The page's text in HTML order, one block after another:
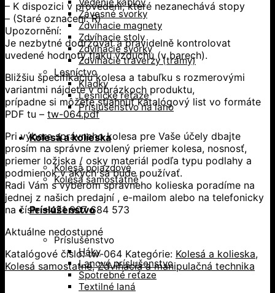
Závesné svorky
Zdvíhacie magnety
Zdvíhacie stoly
Zdvíhacie svorky
Zdvíhacie traverzy (trámy)
Lesníctvo
Kladky
Lesnícke reťaze
Príslušenstvo na lano
Kolesá a kolieska
Kolesá pojazdové
Kolesá samostatné
Príslušenstvo
Príslušenstvo
Háky
Lanové príslušenstvo
Spotrebné reťaze
Textilné laná
– K dispozici v provedení, které nezanechává stopy
– (Staré označení: R)
Upozornění:
Je nezbytné dodržovat a pravidelně kontrolovat
uvedené hodnoty tlaku vzduchu (v barech).
Bližšiu špecifikáciu kolesa a tabuľku s rozmerovými
variantmi nájdete v obrázkoch produktu,
prípadne si môžete stiahnuť katalógový list vo formáte
PDF tu – tw-064.pdf
Pri výbere správneho kolesa pre Vaše účely dbajte
prosím na správne zvolený priemer kolesa, nosnosť,
priemer ložiska / osky materiál podľa typu podlahy a
podmienok v akých sa bude používať.
Radi Vám s výberom správneho kolieska poradíme na
jednej z našich predajní , e-mailom alebo na telefonicky
na čísle +421 907 684 573
Aktuálne nedostupné
Katalógové číslo:tw-064 Kategórie: Kolesá a kolieska,
Kolesá samostatné,Zdvíhacia a manipulačná technika